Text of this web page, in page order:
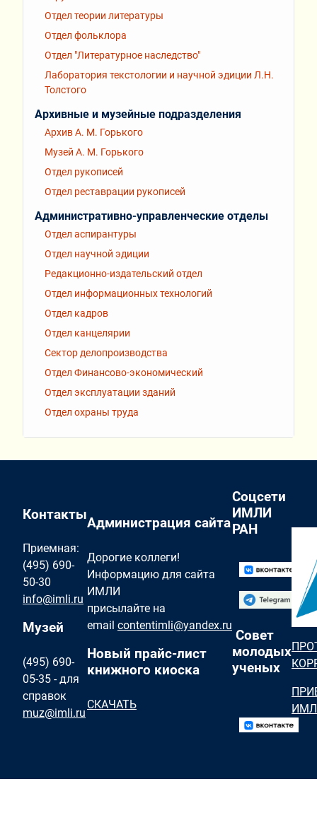
Отдел теории литературы
Отдел фольклора
Отдел "Литературное наследство"
Лаборатория текстологии и научной эдиции Л.Н.
Толстого
Архивные и музейные подразделения
Архив А. М. Горького
Музей А. М. Горького
Отдел рукописей
Отдел реставрации рукописей
Административно-управленческие отделы
Отдел аспирантуры
Отдел научной эдиции
Редакционно-издательский отдел
Отдел информационных технологий
Отдел кадров
Отдел канцелярии
Сектор делопроизводства
Отдел Финансово-экономический
Отдел эксплуатации зданий
Отдел охраны труда
Контакты
Приемная:
(495) 690-
50-30
info@imli.ru
Музей
(495) 690-
05-35 - для
справок
muz@imli.ru
Администрация сайта
Дорогие коллеги!
Информацию для сайта
ИМЛИ
присылайте на
email contentimli@yandex.ru
Новый прайс-лист
книжного киоска
СКАЧАТЬ
Соцсети
ИМЛИ
РАН
Совет
молодых
ученых